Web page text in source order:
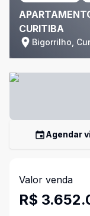
CURITIBA
Bigorrilho,
Agendar
Valor venda
R$